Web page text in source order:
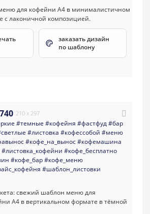
заказать дизайн
по шаблону
210 x 297
#темные #кофейня #фастфуд#бар
#листовка #кофессобой #меню
#кофе_на_вынос#кофемашина
#листовка_кофейни #кофе_бесплатно
#кофе_бар#кофе_меню
#шаблон_листовки